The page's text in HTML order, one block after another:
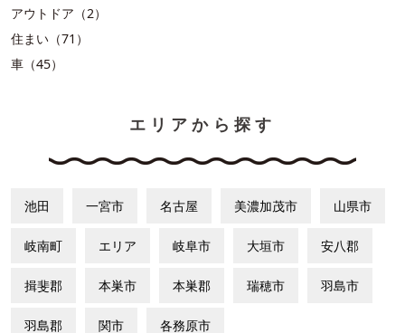
アウトドア（2）
住まい（71）
車（45）
エリアから探す
池田 一宮市 名古屋 美濃加茂市 山県市
岐南町 エリア 岐阜市 大垣市 安八郡
揖斐郡 本巣市 本巣郡 瑞穂市 羽島市
羽島郡 関市 各務原市